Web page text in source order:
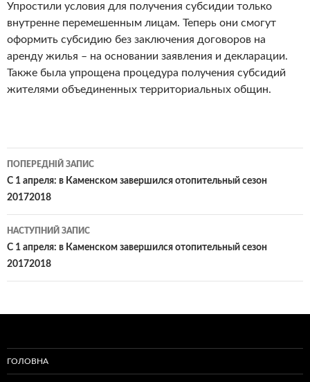
Упростили условия для получения субсидии только
внутренне перемешенным лицам. Теперь они смогут
оформить субсидию без заключения договоров на
аренду жилья – на основании заявления и декларации.
Также была упрощена процедура получения субсидий
жителями объединенных территориальных общин.
Навігація
по
ПОПЕРЕДНІЙ ЗАПИС
С 1 апреля: в Каменском завершился отопительный сезон
20172018
НАСТУПНИЙ ЗАПИС
С 1 апреля: в Каменском завершился отопительный сезон
20172018
ГОЛОВНА